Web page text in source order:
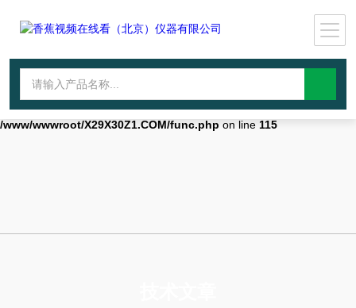
Warning: mkdir(): No space left on device in
file_put_contents(./cachefile_yuan/qhdybl.com/cache/94/7a4b1/
failed to open stream: No such file or directory in
/www/wwwroot/X29X30Z1.COM/func.php on line 115